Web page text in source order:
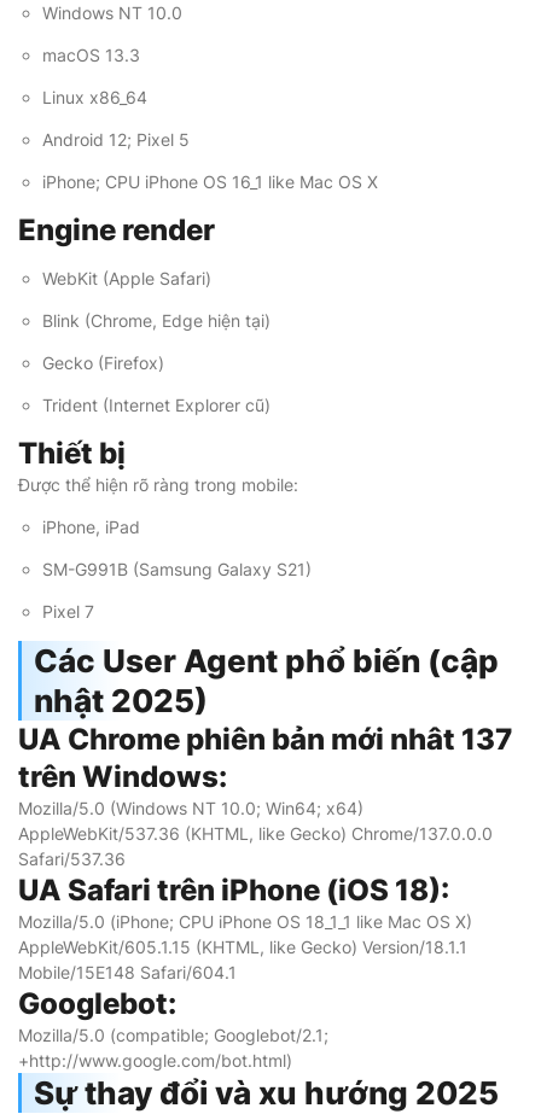
Windows NT 10.0
macOS 13.3
Linux x86_64
Android 12; Pixel 5
iPhone; CPU iPhone OS 16_1 like Mac OS X
Engine render
WebKit (Apple Safari)
Blink (Chrome, Edge hiện tại)
Gecko (Firefox)
Trident (Internet Explorer cũ)
Thiết bị
Được thể hiện rõ ràng trong mobile:
iPhone, iPad
SM-G991B (Samsung Galaxy S21)
Pixel 7
Các User Agent phổ biến (cập
nhật 2025)
UA Chrome phiên bản mới nhât 137
trên Windows:
Mozilla/5.0 (Windows NT 10.0; Win64; x64)
AppleWebKit/537.36 (KHTML, like Gecko) Chrome/137.0.0.0
Safari/537.36
UA Safari trên iPhone (iOS 18):
Mozilla/5.0 (iPhone; CPU iPhone OS 18_1_1 like Mac OS X)
AppleWebKit/605.1.15 (KHTML, like Gecko) Version/18.1.1
Mobile/15E148 Safari/604.1
Googlebot:
Mozilla/5.0 (compatible; Googlebot/2.1;
+http://www.google.com/bot.html)
Sự thay đổi và xu hướng 2025